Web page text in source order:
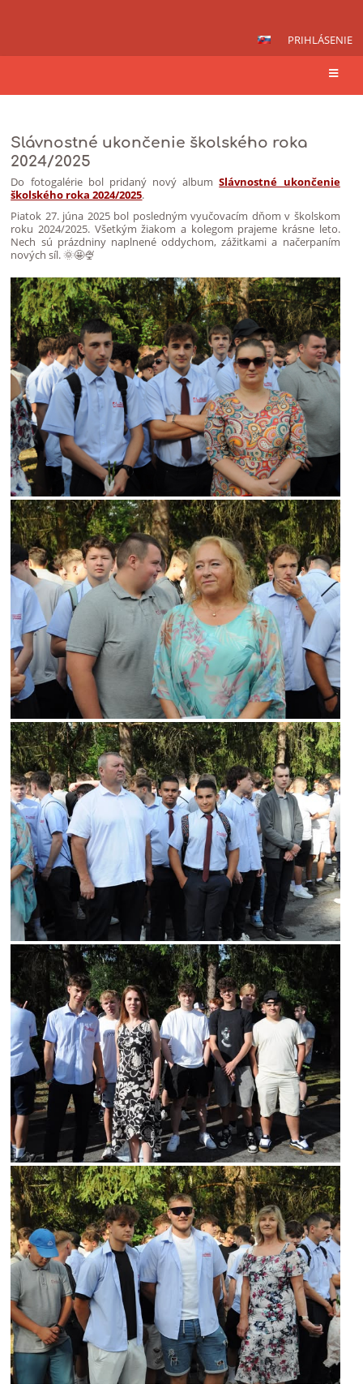
PRIHLÁSENIE
Slávnostné ukončenie školského roka
2024/2025
Do fotogalérie bol pridaný nový albumSlávnostné ukončenie
školského roka 2024/2025.
Piatok 27. júna 2025 bol posledným vyučovacím dňom v školskom
roku 2024/2025. Všetkým žiakom a kolegom prajeme krásne leto.
Nech sú prázdniny naplnené oddychom, zážitkami a načerpaním
nových síl. 🌞🤩🍨